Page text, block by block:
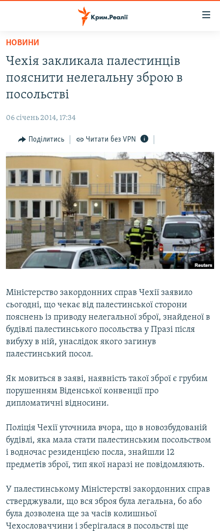
Перейти
основного
матеріалу
до
основної
Перейти
ВІДЕО ТА ФОТО
БЛОГИ
ПОГЛЯД
ІНТЕРВ'Ю
ВСЕ ЗА ДЕНЬ
СПЕЦПРОЕКТИ
ВІДЕОУРОКИ «ELIFBE»
СВІДЧЕННЯ ОКУПАЦІЇ
УКРАЇНСЬКА ПРОБЛЕМА КРИМУ
ЯК ОБІЙТИ БЛОКУВАННЯ
Русский
Qırımtatar
Усі сайти RFE/RL
НОВИНИ
Чехія закликала палестинців
пояснити нелегальну зброю в
посольстві
06 січень 2014, 17:34
Поділитись Читати без VPN
Міністерство закордонних справ Чехії заявило
сьогодні, що чекає від палестинської сторони
пояснень із приводу нелегальної зброї, знайденої в
будівлі палестинського посольства у Празі після
вибуху в ній, унаслідок якого загинув
палестинський посол.
Як мовиться в заяві, наявність такої зброї є грубим
порушенням Віденської конвенції про
дипломатичні відносини.
Поліція Чехії уточнила вчора, що в новозбудованій
будівлі, яка мала стати палестинським посольством
і водночас резиденцією посла, знайшли 12
предметів зброї, тип якої наразі не повідомляють.
У палестинському Міністерстві закордонних справ
стверджували, що вся зброя була легальна, бо або
була дозволена ще за часів колишньої
Чехословаччини і зберігалася в посольстві ще